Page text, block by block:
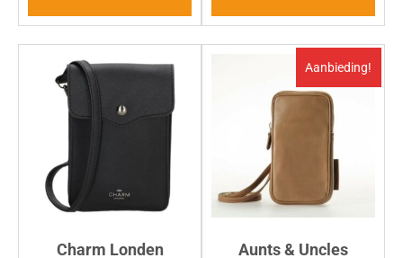
Charm Londen
Aanbieding!
Aunts & Uncles